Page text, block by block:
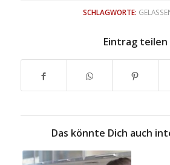
SCHLAGWORTE:
Eintrag teilen
Das könnte Dich auch